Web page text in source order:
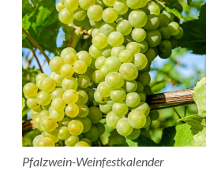
Pfalzwein-Weinfestkalender